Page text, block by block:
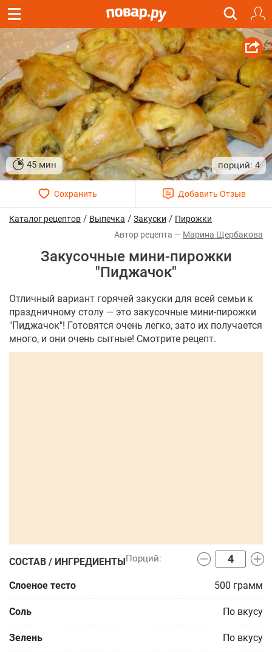
45 мин 4
Каталог рецептов / Выпечка / Закуски / Пирожки
Марина Щербакова
Закусочные мини-пирожки
"Пиджачок"
Отличный вариант горячей закуски для всей семьи к
праздничному столу — это закусочные мини-пирожки
"Пиджачок"! Готовятся очень легко, зато их получается
много, и они очень сытные! Смотрите рецепт.
СОСТАВ / ИНГРЕДИЕНТЫ
Слоеное тесто 500 грамм
Соль По вкусу
Зелень По вкусу